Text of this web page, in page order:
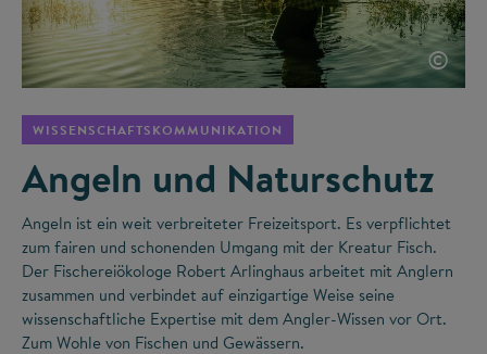
©
WISSENSCHAFTSKOMMUNIKATION
Angeln und Naturschutz
Angeln ist ein weit verbreiteter Freizeitsport. Es verpflichtet
zum fairen und schonenden Umgang mit der Kreatur Fisch.
Der Fischereiökologe Robert Arlinghaus arbeitet mit Anglern
zusammen und verbindet auf einzigartige Weise seine
wissenschaftliche Expertise mit dem Angler-Wissen vor Ort.
Zum Wohle von Fischen und Gewässern.